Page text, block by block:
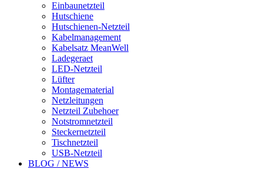
Einbaunetzteil
Hutschiene
Hutschienen-Netzteil
Kabelmanagement
Kabelsatz MeanWell
Ladegeraet
LED-Netzteil
Lüfter
Montagematerial
Netzleitungen
Netzteil Zubehoer
Notstromnetzteil
Steckernetzteil
Tischnetzteil
USB-Netzteil
BLOG / NEWS